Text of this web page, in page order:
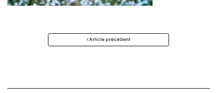
Navigation
Article précédent